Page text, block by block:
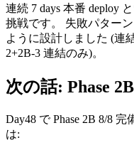
連続 7 days 本番 deploy
挑戦です。 失敗パター
ように設計しました (連
2+2B-3 連結のみ)。
次の話: Phase
Day48 で Phase 2B 8/8
は: